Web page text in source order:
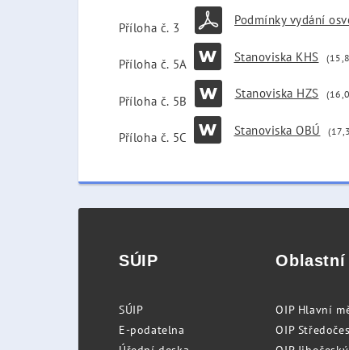
Příloha č. 3 Podmínky vydání
Příloha č. 5A Stanoviska KHS
Příloha č. 5B Stanoviska HZS
Příloha č. 5C Stanoviska OBÚ
SÚIP
SÚIP
E-podatelna
Oblastní
OIP Hlavní
OIP